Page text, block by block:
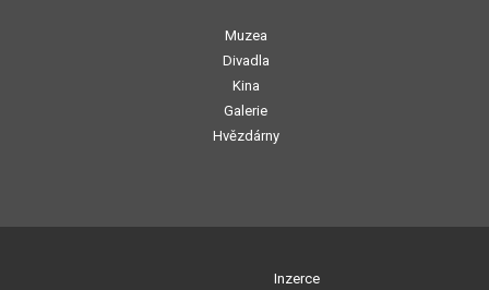
Muzea
Divadla
Kina
Galerie
Hvězdárny
Inzerce